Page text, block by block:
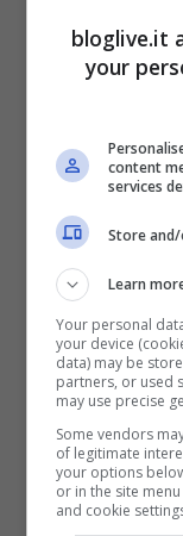
Per chi
che il miele,
nutrienti è
creare un
miscelare 2
di yogurt
essenziale
Lasciare
minuto e
bloglive.it
your
content
services
Store
Learn
Your personal
your device
data) may be
partners, or used
may use precise
Some vendors
of legitimate
your options
or in the site
and cookie